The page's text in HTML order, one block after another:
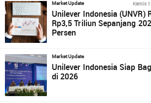
Market Update Kamis
Unilever Indonesia (UNVR)
Rp3,5 Triliun Sepanjang
Persen
Market Update
Unilever Indonesia Siap
di 2026